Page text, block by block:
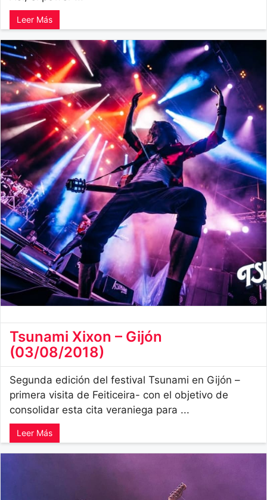
Leer Más
Tsunami Xixon – Gijón
(03/08/2018)
Segunda edición del festival Tsunami en Gijón –
primera visita de Feiticeira- con el objetivo de
consolidar esta cita veraniega para ...
Leer Más